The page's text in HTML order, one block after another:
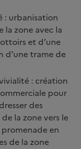
: urbanisation
la zone avec la
et d’une
d’une trame de
: création
pour
des
la zone vers le
en
de la zone